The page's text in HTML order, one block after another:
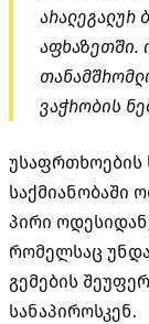
არალეგალურ
აფხაზეთში.
ვაჭრობის
უსაფრთხოების
საქმიანობაში
პირი
რომელსაც
გემების
სანაპიროსკენ.